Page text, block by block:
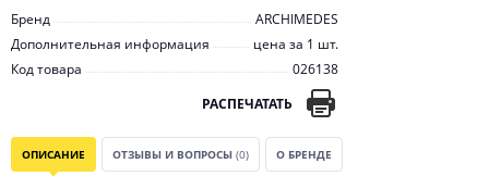
Бренд
ARCHIMEDES
Дополнительная информация
цена за 1 шт.
Код товара
026138
РАСПЕЧАТАТЬ
ОПИСАНИЕ ОТЗЫВЫ И ВОПРОСЫ (0) О БРЕНДЕ